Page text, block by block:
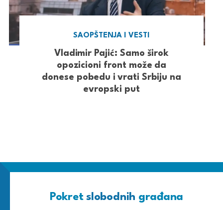
SAOPŠTENJA I VESTI
Vladimir Pajić: Samo širok
opozicioni front može da
donese pobedu i vrati Srbiju na
evropski put
Pokretslobodnih građana